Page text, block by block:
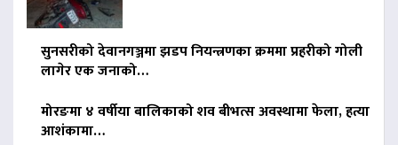
सुनसरीको देवानगञ्जमा झडप नियन्त्रणका क्रममा प्रहरीको गोली
लागेर एक जनाको…
मोरङमा ४ वर्षीया बालिकाको शव बीभत्स अवस्थामा फेला, हत्या
आशंकामा…